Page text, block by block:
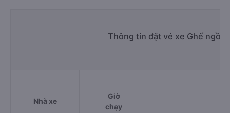
Thông tin đặt vé xe Ghế ngồi
Nhà xe
Giờ
chạy